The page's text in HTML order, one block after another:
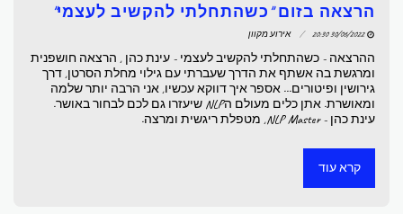
הרצאה בזום "כשהתחלתי להקשיב לעצמי"
30/06/2022 20:30 אירוע מקוון
ההרצאה - כשהתחלתי להקשיב לעצמי - עינת כהן , הרצאה חושפנית
ומרגשת בה אשתף את הדרך שעברתי עם גילוי מחלת הסרטן, דרך
גירושין ופיטורים... אספר איך דווקא עכשיו, אני הרבה יותר שלמה
ומאושרת. אתן כלים מעולם הNLP שיעזרו גם לכם לבחור באושר.
עינת כהן - NLP Master, מטפלת ריגשית ומרצה.
קרא עוד